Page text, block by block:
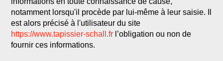
notamment lorsqu'il procède par lui-même à leur saisie. Il
est alors précisé à l'utilisateur du site
https://www.tapissier-schall.fr l’obligation ou non de
fournir ces informations.